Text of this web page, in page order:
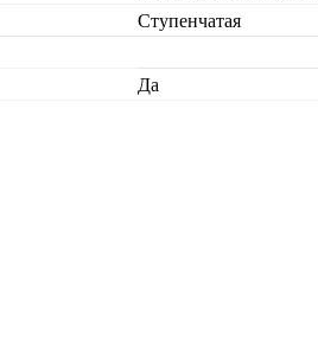
Ступенчатая
Да